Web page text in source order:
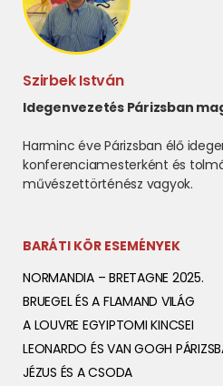
Szirbek István
Idegenvezetés Párizsban
Harminc éve Párizsban élő
konferenciamesterként és
művészettörténész vagyok.
BARÁTI KÖR ESEMÉNYEK
NORMANDIA – BRETAGNE 2025.
BRUEGEL ÉS A FLAMAND VILÁG
A LOUVRE EGYIPTOMI KINCSEI
LEONARDO ÉS VAN GOGH
JÉZUS ÉS A CSODA